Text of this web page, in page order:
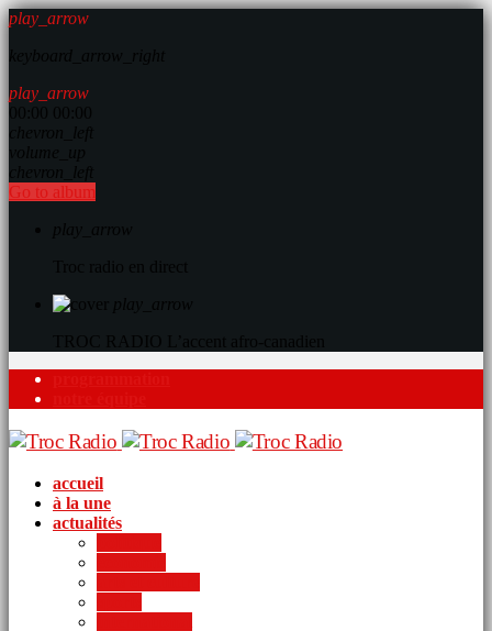
play_arrow
play_arrow
Go to album
accueil
à la une
actualités